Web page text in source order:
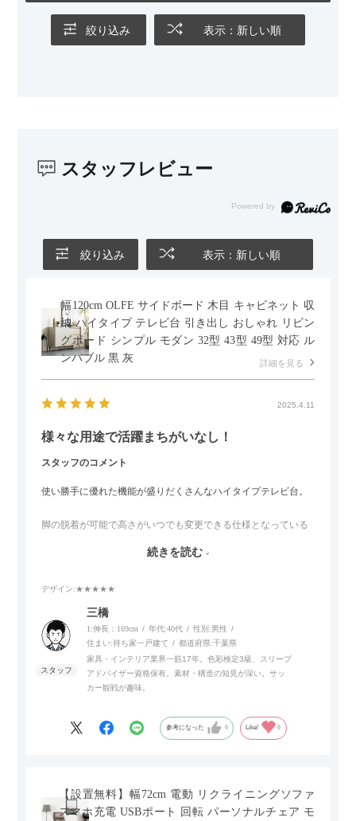
ても美しく、空間の印象を損ないません。
また、カウチのように足を伸ばしてくつろげるスタイルが理想
かせるため、普段はカウチとして使い、来客時には離してスツ
す。
絞り込み 表示：新しい順
スタッフレビュー
絞り込み 表示：新しい順
幅120cm OLFE サイドボード 木目 キャビネット 収
納 ハイタイプ テレビ台 引き出し おしゃれ リビン
グボード シンプル モダン 32型 43型 49型 対応 ル
ンバブル 黒 灰
詳細を見る
2025.4.11
様々な用途で活躍まちがいなし！
スタッフのコメント
使い勝手に優れた機能が盛りだくさんなハイタイプテレビ台。
脚の脱着が可能で高さがいつでも変更できる仕様となっている
また、補助テーブルとして使用可能なスライドテーブルや収納
内部にもプリンターなどが置けるスライド棚板がついているの
でテレビ台以外にもオフィスなどでの収納家具やリビングでの
サイドボードとして多目的な用途に対応しています。
また、扉は横方向へのスライド式となっているので開閉時のス
ペースを最小限に抑えられ、省スペースでご利用いただけるの
続きを読む
デザイン:★★★★★
三橋
1:伸長：169cm 年代:40代 性別:男性
住まい:持ち家一戸建て 都道府県:千葉県
家具・インテリア業界一筋17年。色彩検定3級、スリープ
アドバイザー資格保有。素材・構造の知見が深い。サッ
カー観戦が趣味。
参考になった 0 Like! 0
【設置無料】幅72cm 電動 リクライニングソファ
スマホ充電 USBポート 回転 パーソナルチェア モ